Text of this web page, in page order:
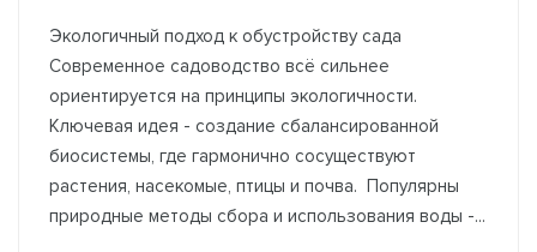
Экологичный подход к обустройству сада
Современное садоводство всё сильнее
ориентируется на принципы экологичности.
Ключевая идея - создание сбалансированной
биосистемы, где гармонично сосуществуют
растения, насекомые, птицы и почва. Популярны
природные методы сбора и использования воды -...